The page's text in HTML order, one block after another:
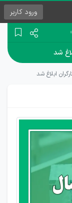
ورود کاربر